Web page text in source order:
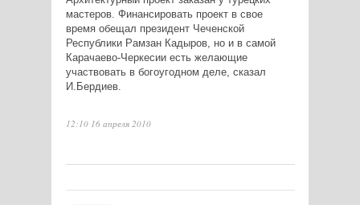
мастеров. Финансировать проект в свое
время обещал президент Чеченской
Республики Рамзан Кадыров, но и в самой
Карачаево-Черкесии есть желающие
участвовать в богоугодном деле, сказал
И.Бердиев.
12:10 16 апреля 2010